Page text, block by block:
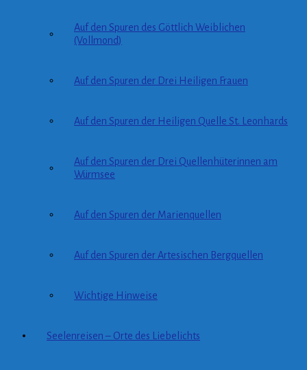
Auf den Spuren des Göttlich Weiblichen
(Vollmond)
Auf den Spuren der Drei Heiligen Frauen
Auf den Spuren der Heiligen Quelle St. Leonhards
Auf den Spuren der Drei Quellenhüterinnen am
Würmsee
Auf den Spuren der Marienquellen
Auf den Spuren der Artesischen Bergquellen
Wichtige Hinweise
Seelenreisen – Orte des Liebelichts